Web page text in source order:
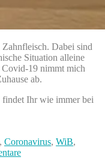
Dabei sind
Situation alleine
Covid-19 nimmt mich
ab.
Ihr wie immer bei
, Coronavirus, WiB,
zu